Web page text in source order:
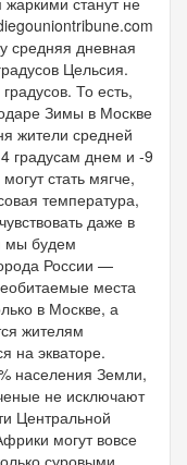
средняя дневная
Цельсия.
То есть,
Зимы в Москве
жители средней
градусам днем и -9
стать мягче,
температура,
даже в
мы будем
России —
места
в Москве, а
жителям
на экваторе.
населения Земли,
не исключают
Центральной
могут вовсе